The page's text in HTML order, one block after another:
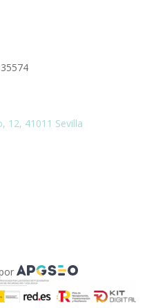
12, 41011 Sevilla